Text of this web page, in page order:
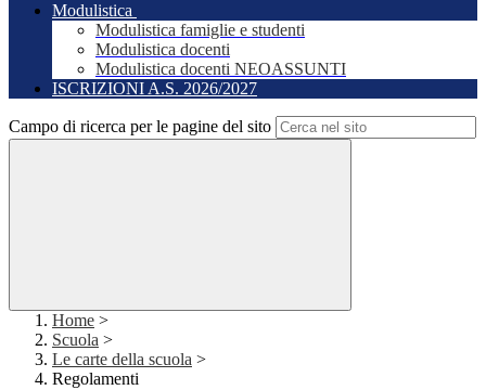
Modulistica
Modulistica famiglie e studenti
Modulistica docenti
Modulistica docenti NEOASSUNTI
ISCRIZIONI A.S. 2026/2027
Campo di ricerca per le pagine del sito
Home >
Scuola >
Le carte della scuola >
Regolamenti